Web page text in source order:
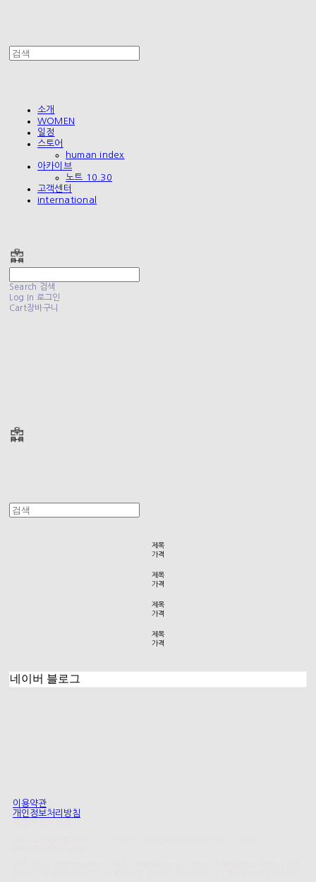
소개
WOMEN
일정
스토어
human index
아카이브
노트 10.30
고객센터
international
Search 검색
Log In 로그인
Cart장바구니
제목
가격
제목
가격
제목
가격
제목
가격
네이버 블로그
이용약관
개인정보처리방침